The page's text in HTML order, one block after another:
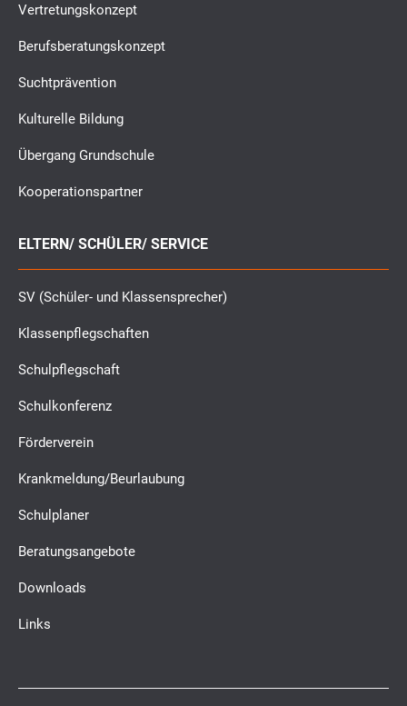
Vertretungskonzept
Berufsberatungskonzept
Suchtprävention
Kulturelle Bildung
Übergang Grundschule
Kooperationspartner
ELTERN/ SCHÜLER/ SERVICE
SV (Schüler- und Klassensprecher)
Klassenpflegschaften
Schulpflegschaft
Schulkonferenz
Förderverein
Krankmeldung/Beurlaubung
Schulplaner
Beratungsangebote
Downloads
Links